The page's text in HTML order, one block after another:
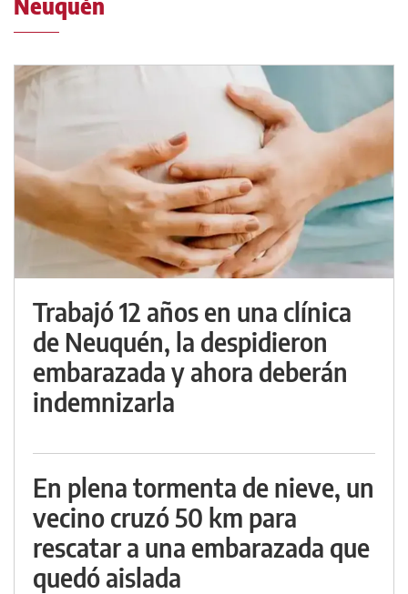
Neuquén
Trabajó 12 años en una clínica
de Neuquén, la despidieron
embarazada y ahora deberán
indemnizarla
En plena tormenta de nieve, un
vecino cruzó 50 km para
rescatar a una embarazada que
quedó aislada